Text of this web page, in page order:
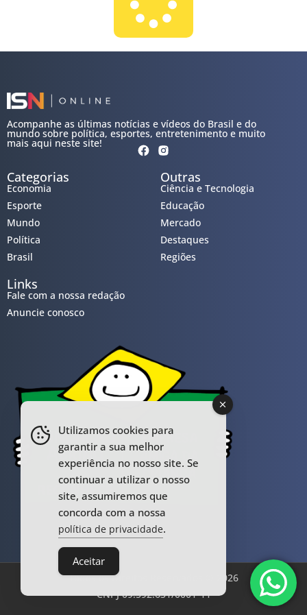
Acompanhe as últimas notícias e vídeos do Brasil e do
mundo sobre política, esportes, entretenimento e muito
mais aqui neste site!
Categorias
Economia
Esporte
Mundo
Política
Brasil
Outras
Ciência e Tecnologia
Educação
Mercado
Destaques
Regiões
Links
Fale com a nossa redação
Anuncie conosco
Todos os Direitos Reservados © 2026
CNPJ 09.592.631/0001-11
Utilizamos cookies para
garantir a sua melhor
experiência no nosso site. Se
continuar a utilizar o nosso
site, assumiremos que
concorda com a nossa
política de privacidade.
Aceitar